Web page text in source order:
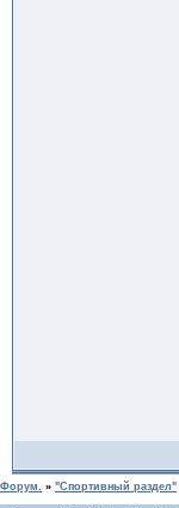
Форум. » "Спортивный раздел"